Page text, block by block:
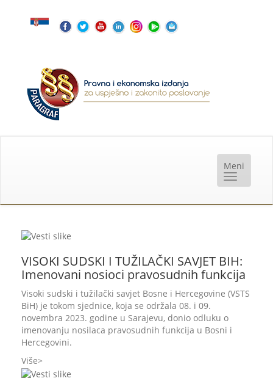
VISOKI SUDSKI I TUŽILAČKI SAVJET BIH:
Imenovani nosioci pravosudnih funkcija
Visoki sudski i tužilački savjet Bosne i Hercegovine (VSTS
BiH) je tokom sjednice, koja se održala 08. i 09.
novembra 2023. godine u Sarajevu, donio odluku o
imenovanju nosilaca pravosudnih funkcija u Bosni i
Hercegovini.
Više